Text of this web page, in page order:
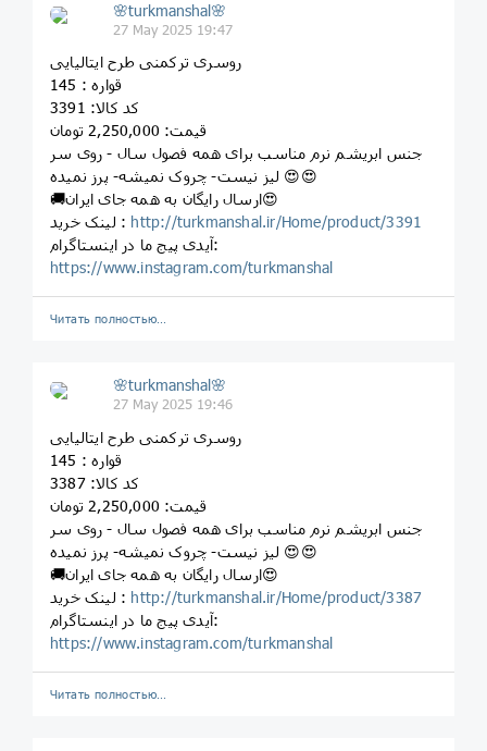
🌸turkmanshal🌸
27 May 2025 19:47
روسری ترکمنی طرح ایتالیایی
قواره : 145
کد کالا: 3391
قیمت: 2,250,000 تومان
جنس ابریشم نرم مناسب برای همه فصول سال - روی سر
لیز نیست- چروک نمیشه- پرز نمیده 😍😍
🚚ارسال رایگان به همه جای ایران😍
لینک خرید : http://turkmanshal.ir/Home/product/3391
آیدی پیج ما در اینستاگرام:
https://www.instagram.com/turkmanshal
Читать полностью…
🌸turkmanshal🌸
27 May 2025 19:46
روسری ترکمنی طرح ایتالیایی
قواره : 145
کد کالا: 3387
قیمت: 2,250,000 تومان
جنس ابریشم نرم مناسب برای همه فصول سال - روی سر
لیز نیست- چروک نمیشه- پرز نمیده 😍😍
🚚ارسال رایگان به همه جای ایران😍
لینک خرید : http://turkmanshal.ir/Home/product/3387
آیدی پیج ما در اینستاگرام:
https://www.instagram.com/turkmanshal
Читать полностью…